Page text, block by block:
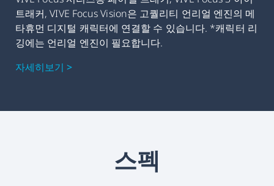
트래커, VIVE Focus Vision은 고퀄리티 언리얼 엔진의 메
타휴먼 디지털 캐릭터에 연결할 수 있습니다. *캐릭터 리
깅에는 언리얼 엔진이 필요합니다.
자세히보기 >
스펙